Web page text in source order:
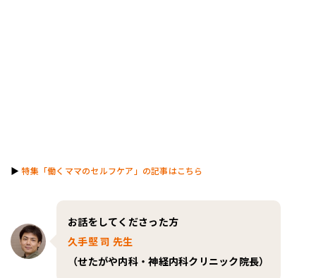
▶︎ 特集「働くママのセルフケア」の記事はこちら
お話をしてくださった方
久手堅 司 先生
（せたがや内科・神経内科クリニック院長）